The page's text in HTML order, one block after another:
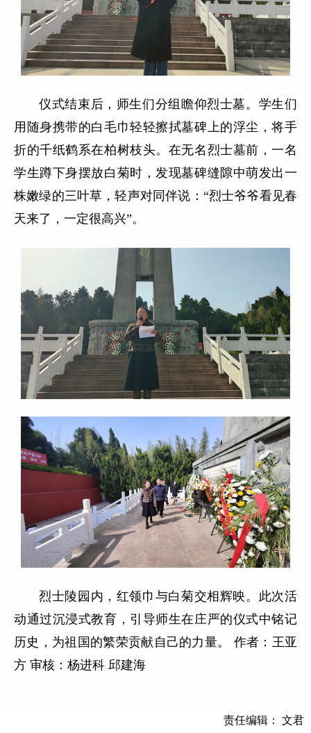
仪式结束后，师生们分组瞻仰烈士墓。学生们
用随身携带的白毛巾轻轻擦拭墓碑上的浮尘，将手
折的千纸鹤系在柏树枝头。在无名烈士墓前，一名
学生蹲下身摆放白菊时，发现墓碑缝隙中萌发出一
株嫩绿的三叶草，轻声对同伴说： “烈士爷爷看见春
天来了，一定很高兴”。
烈士陵园内，红领巾与白菊交相辉映。此次活
动通过沉浸式教育，引导师生在庄严的仪式中铭记
历史，为祖国的繁荣贡献自己的力量。
作者：王亚
方 审核：杨进科 邱建海
责任编辑： 文君